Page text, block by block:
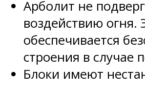
Арболит не
воздействию огня.
обеспечивается
строения в случае
Блоки имеют